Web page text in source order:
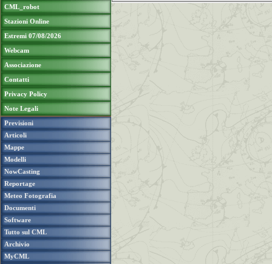
CML_robot
Stazioni Online
Estremi 07/08/2026
Webcam
Associazione
Contatti
Privacy Policy
Note Legali
Previsioni
Articoli
Mappe
Modelli
NowCasting
Reportage
Meteo Fotografia
Documenti
Software
Tutto sul CML
Archivio
MyCML